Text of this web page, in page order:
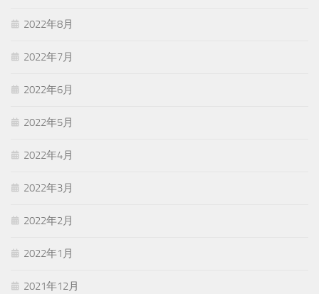
2022年8月
2022年7月
2022年6月
2022年5月
2022年4月
2022年3月
2022年2月
2022年1月
2021年12月